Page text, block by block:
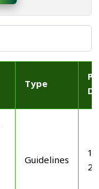
Type
Guidelines